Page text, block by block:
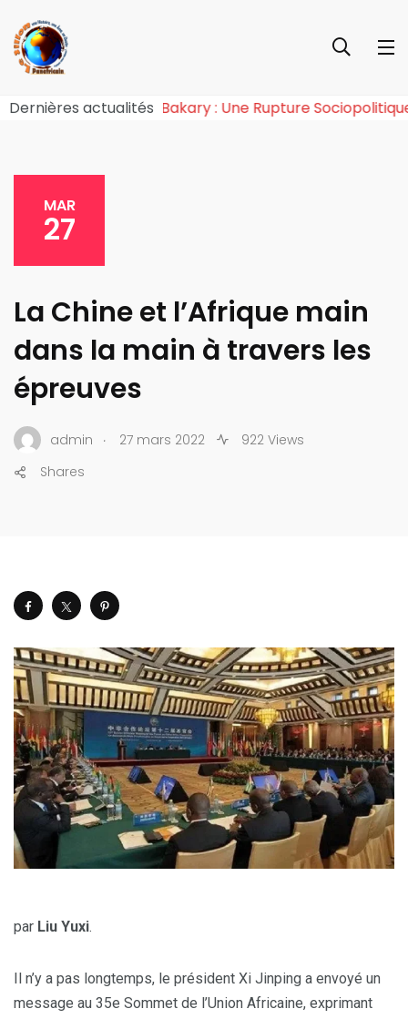
Dernières actualités
de l’Effet Tchiroma Bakary : Une Rupture
MAR
27
La Chine et l’Afrique main
dans la main à travers les
épreuves
admin . 27 mars 2022
922 Views
Shares
par Liu Yuxi.
Il n’y a pas longtemps, le président Xi Jinping a envoyé un
message au 35e Sommet de l’Union Africaine, exprimant